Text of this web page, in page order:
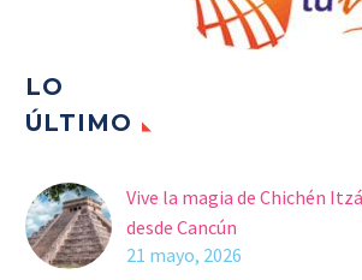
LO
ÚLTIMO
Vive la magia de Chichén
desde Cancún
21 mayo, 2026